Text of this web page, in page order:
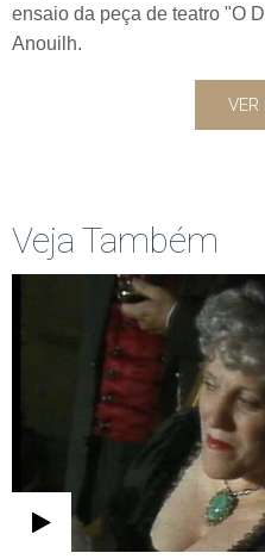
ensaio da peça de teatro "O
Anouilh.
VER
Veja Também